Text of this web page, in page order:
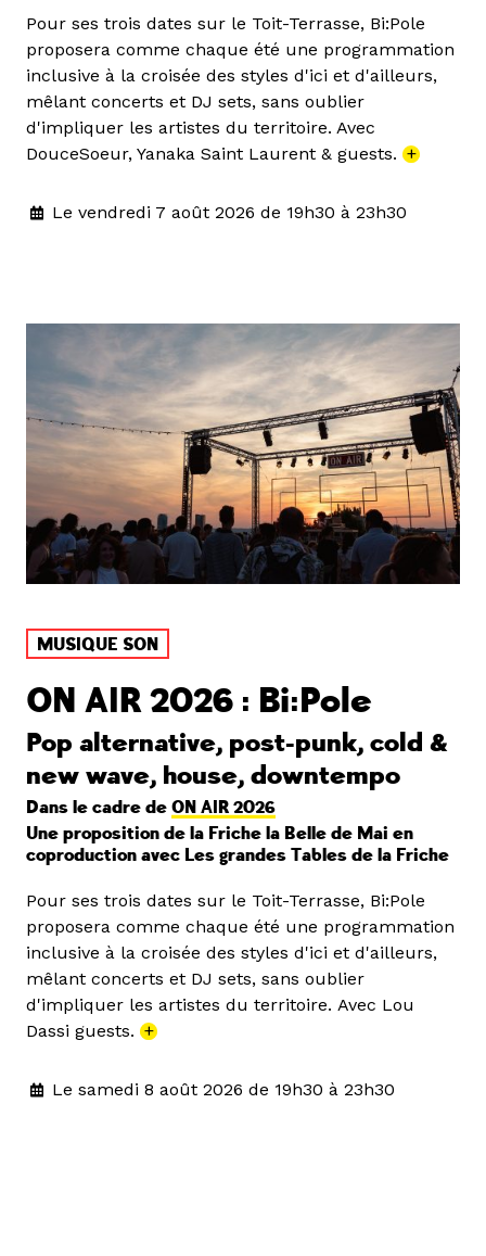
Pour ses trois dates sur le Toit-Terrasse, Bi:Pole
proposera comme chaque été une programmation
inclusive à la croisée des styles d'ici et d'ailleurs,
mêlant concerts et DJ sets, sans oublier
d'impliquer les artistes du territoire. Avec
DouceSoeur, Yanaka Saint Laurent & guests. +
Le vendredi 7 août 2026 de 19h30 à 23h30
MUSIQUE SON
ON AIR 2026 : Bi:Pole
Pop alternative, post-punk, cold &
new wave, house, downtempo
Dans le cadre de ON AIR 2026
Une proposition de la Friche la Belle de Mai en
coproduction avec Les grandes Tables de la Friche
Pour ses trois dates sur le Toit-Terrasse, Bi:Pole
proposera comme chaque été une programmation
inclusive à la croisée des styles d'ici et d'ailleurs,
mêlant concerts et DJ sets, sans oublier
d'impliquer les artistes du territoire. Avec Lou
Dassi guests. +
Le samedi 8 août 2026 de 19h30 à 23h30